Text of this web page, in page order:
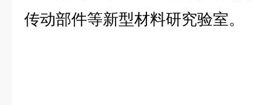
传动部件等新型材料研究验室。